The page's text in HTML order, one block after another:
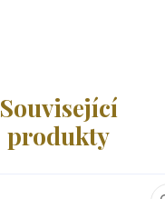
Související
produkty